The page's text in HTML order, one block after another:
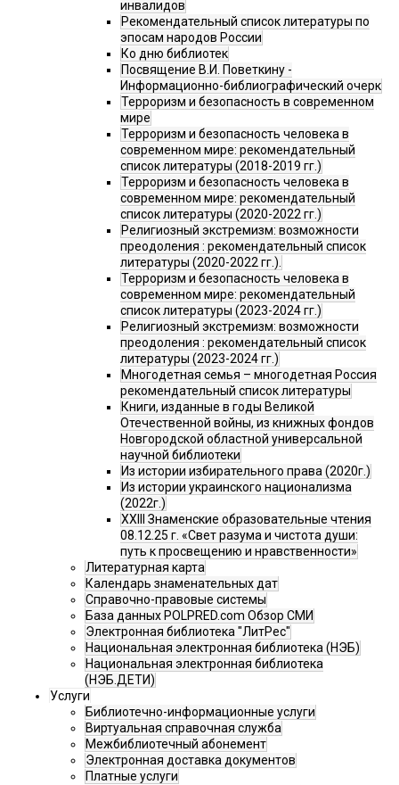
инвалидов
Рекомендательный список литературы по
эпосам народов России
Ко дню библиотек
Посвящение В.И. Поветкину -
Информационно-библиографический очерк
Терроризм и безопасность в современном
мире
Терроризм и безопасность человека в
современном мире: рекомендательный
список литературы (2018-2019 гг.)
Терроризм и безопасность человека в
современном мире: рекомендательный
список литературы (2020-2022 гг.)
Религиозный экстремизм: возможности
преодоления : рекомендательный список
литературы (2020-2022 гг.).
Терроризм и безопасность человека в
современном мире: рекомендательный
список литературы (2023-2024 гг.)
Религиозный экстремизм: возможности
преодоления : рекомендательный список
литературы (2023-2024 гг.)
Многодетная семья – многодетная Россия
рекомендательный список литературы
Книги, изданные в годы Великой
Отечественной войны, из книжных фондов
Новгородской областной универсальной
научной библиотеки
Из истории избирательного права (2020г.)
Из истории украинского национализма
(2022г.)
XXIII Знаменские образовательные чтения
08.12.25 г. «Свет разума и чистота души:
путь к просвещению и нравственности»
Литературная карта
Календарь знаменательных дат
Справочно-правовые системы
База данных POLPRED.com Обзор СМИ
Электронная библиотека "ЛитРес"
Национальная электронная библиотека (НЭБ)
Национальная электронная библиотека
(НЭБ.ДЕТИ)
Услуги
Библиотечно-информационные услуги
Виртуальная справочная служба
Межбиблиотечный абонемент
Электронная доставка документов
Платные услуги